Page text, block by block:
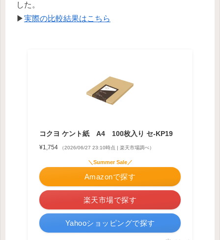
した。
▶実際の比較結果はこちら
コクヨ ケント紙 A4 100枚入り セ-KP19
¥1,754 （2026/06/27 23:10時点 | 楽天市場調べ）
＼Summer Sale／
Amazonで探す
楽天市場で探す
Yahooショッピングで探す